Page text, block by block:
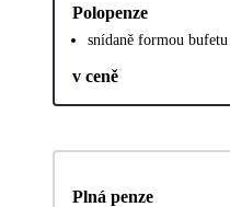
Polopenze
snídaně formou
v ceně
Plná penze